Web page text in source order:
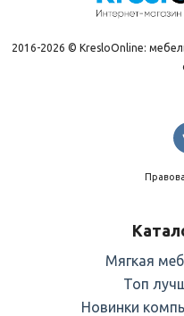
2016-2026 © KresloOnline:
Мягкая
Топ
Новинки